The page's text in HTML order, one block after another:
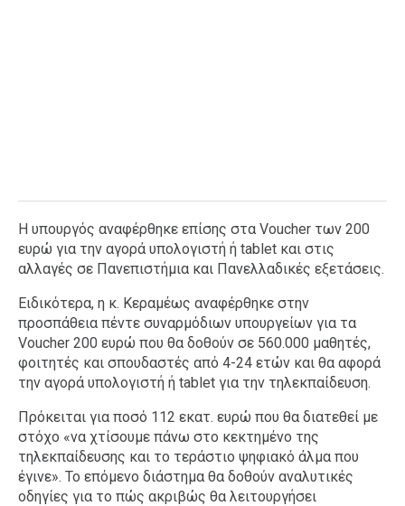
Η υπουργός αναφέρθηκε επίσης στα Voucher των 200
ευρώ για την αγορά υπολογιστή ή tablet και στις
αλλαγές σε Πανεπιστήμια και Πανελλαδικές εξετάσεις.
Ειδικότερα, η κ. Κεραμέως αναφέρθηκε στην
προσπάθεια πέντε συναρμόδιων υπουργείων για τα
Voucher 200 ευρώ που θα δοθούν σε 560.000 μαθητές,
φοιτητές και σπουδαστές από 4-24 ετών και θα αφορά
την αγορά υπολογιστή ή tablet για την τηλεκπαίδευση.
Πρόκειται για ποσό 112 εκατ. ευρώ που θα διατεθεί με
στόχο «να χτίσουμε πάνω στο κεκτημένο της
τηλεκπαίδευσης και το τεράστιο ψηφιακό άλμα που
έγινε». Το επόμενο διάστημα θα δοθούν αναλυτικές
οδηγίες για το πώς ακριβώς θα λειτουργήσει